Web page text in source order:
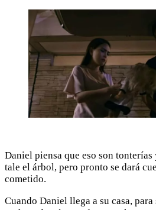
Daniel piensa que eso son
tale el árbol, pero pronto se dará
cometido.
Cuando Daniel llega a su casa,